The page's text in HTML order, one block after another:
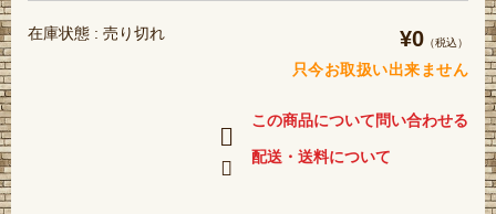
在庫状態 : 売り切れ ¥0 （税込）
只今お取扱い出来ません
この商品について問い合わせる
配送・送料について